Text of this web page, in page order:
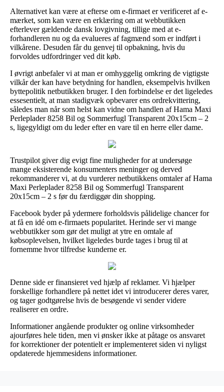
Alternativet kan være at efterse om e-firmaet er verificeret af e-
mærket, som kan være en erklæring om at webbutikken
efterlever gældende dansk lovgivning, tillige med at e-
forhandleren nu og da evalueres af fagmænd som er indført i
vilkårene. Desuden får du genvej til opbakning, hvis du
forvoldes udfordringer ved dit køb.
I øvrigt anbefaler vi at man er omhyggelig omkring de vigtigste
vilkår der kan have betydning for handlen, eksempelvis hvilken
byttepolitik netbutikken bruger. I den forbindelse er det ligeledes
essesentielt, at man stadigvæk opbevarer ens ordrekvittering,
således man når som helst kan vidne om handlen af Hama Maxi
Perleplader 8258 Bil og Sommerfugl Transparent 20x15cm – 2
s, ligegyldigt om du leder efter en vare til en herre eller dame.
Trustpilot giver dig evigt fine muligheder for at undersøge
mange eksisterende konsumenters meninger og derved
rekommanderer vi, at du vurderer netbutikkens omtaler af Hama
Maxi Perleplader 8258 Bil og Sommerfugl Transparent
20x15cm – 2 s før du færdiggør din shopping.
Facebook byder på ydermere forholdsvis pålidelige chancer for
at få en idé om e-firmaets popularitet. Herinde ser vi mange
webbutikker som gør det muligt at ytre en omtale af
købsoplevelsen, hvilket ligeledes burde tages i brug til at
fornemme hvor tilfredse kunderne er.
Denne side er finansieret ved hjælp af reklamer. Vi hjælper
forskellige forhandlere på nettet idet vi introducerer deres varer,
og tager godtgørelse hvis de besøgende vi sender videre
realiserer en ordre.
Informationer angående produkter og online virksomheder
ajourføres hele tiden, men vi ønsker ikke at påtage os ansvaret
for korrektioner der potentielt er implementeret siden vi nyligst
opdaterede hjemmesidens informationer.